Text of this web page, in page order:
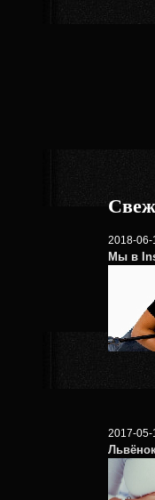
2018-06-
Мы в
2017-05-